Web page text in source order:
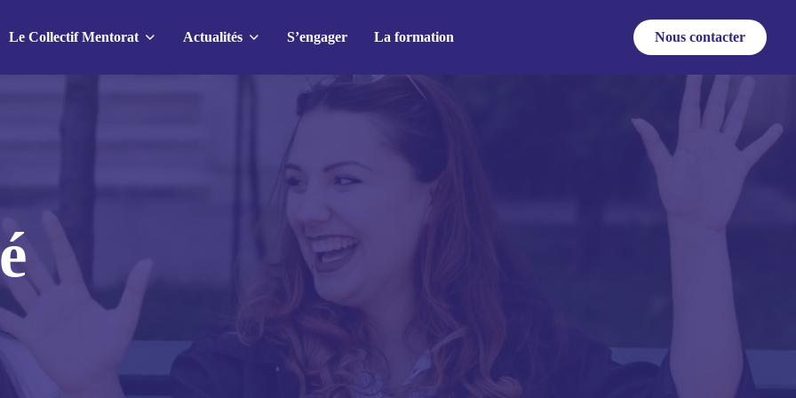
Le Collectif Mentorat Actualités S’engager La formation Nous contacter
Le Label Mentorat
Toutes nos actions
actualités
Tour de France du mentorat : à
la rencontre du réseau espagnol
Départ !
C’Possible rejoint la